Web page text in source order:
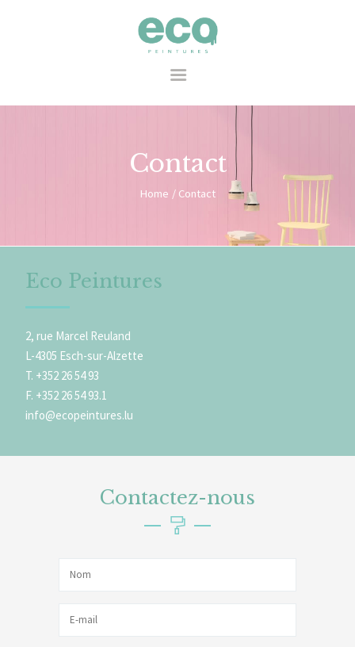
Contact
Home Contact
Eco Peintures
CONTACT
Eco Peintures
2, rue Marcel Reuland
L-4305 Esch-sur-Alzette
T. +352 26 54 93
F. +352 26 54 93.1
info@ecopeintures.lu
Contactez-nous